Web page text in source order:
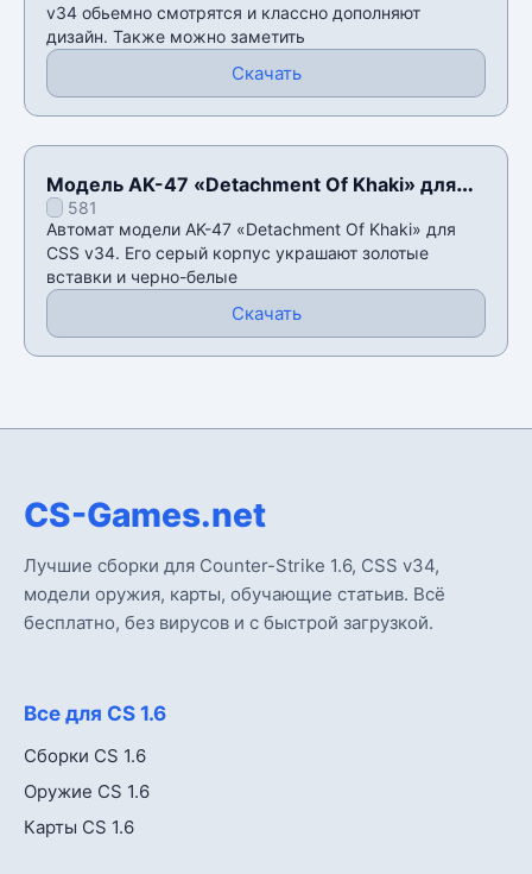
v34 обьемно смотрятся и классно дополняют
дизайн. Также можно заметить
Скачать
Модель AK-47 «Detachment Of Khaki» для
CSS v34
581
Автомат модели AK-47 «Detachment Of Khaki» для
CSS v34. Его серый корпус украшают золотые
вставки и черно-белые
Скачать
CS-Games.net
Лучшие сборки для Counter-Strike 1.6, CSS v34,
модели оружия, карты, обучающие статьив. Всё
бесплатно, без вирусов и с быстрой загрузкой.
Все для CS 1.6
Сборки CS 1.6
Оружие CS 1.6
Карты CS 1.6